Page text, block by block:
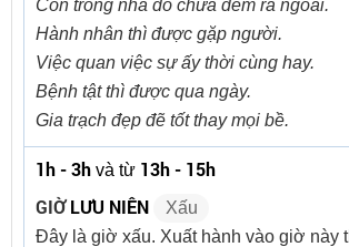
Còn trong nhà đó chưa đem ra ngoài.
Hành nhân thì được gặp người.
Việc quan việc sự ấy thời cùng hay.
Bệnh tật thì được qua ngày.
Gia trạch đẹp đẽ tốt thay mọi bề.
1h - 3h và từ 13h - 15h
GIỜLƯU NIÊN
Xấu
Đây là giờ xấu. Xuất hành vào giờ này